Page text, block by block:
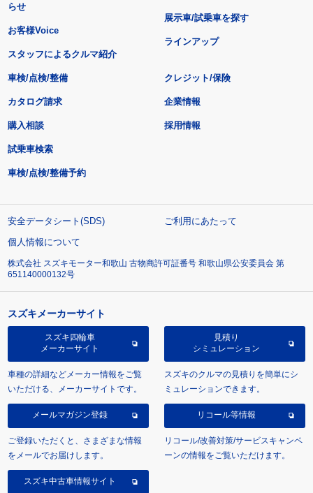
らせ
お客様Voice
スタッフによるクルマ紹介
展示車/試乗車を探す
ラインアップ
車検/点検/整備 クレジット/保険
カタログ請求
購入相談
試乗車検索
車検/点検/整備予約
企業情報
採用情報
安全データシート(SDS)
ご利用にあたって
個人情報について
株式会社 スズキモーター和歌山 古物商許可証番号 和歌山県公安委員会 第
651140000132号
スズキメーカーサイト
スズキ四輪車
メーカーサイト
車種の詳細などメーカー情報をご覧
いただける、メーカーサイトです。
見積り
シミュレーション
スズキのクルマの見積りを簡単にシ
ミュレーションできます。
メールマガジン登録
ご登録いただくと、さまざまな情報
をメールでお届けします。
リコール等情報
リコール/改善対策/サービスキャンペ
ーンの情報をご覧いただけます。
スズキ中古車情報サイト